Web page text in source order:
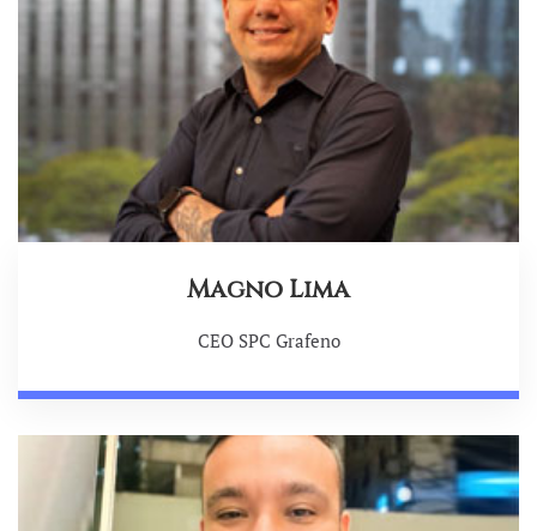
Magno Lima
CEO SPC Grafeno